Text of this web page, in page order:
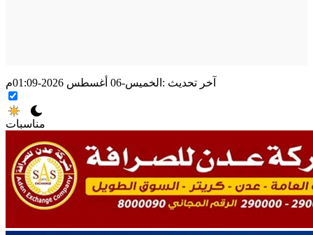
آخر تحديث : الخميس-06 أغسطس 2026-01:09م
مناسبات